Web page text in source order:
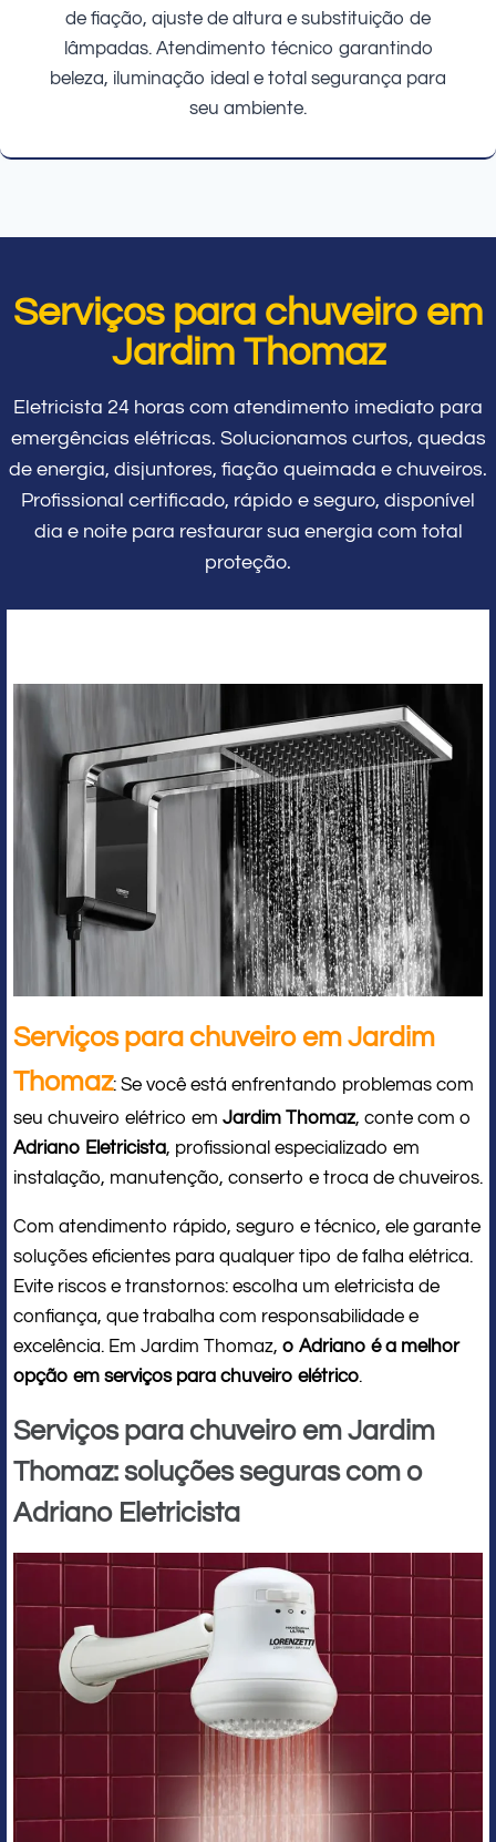
de fiação, ajuste de altura e substituição de
lâmpadas. Atendimento técnico garantindo
beleza, iluminação ideal e total segurança para
seu ambiente.
Serviços para chuveiro em
Jardim Thomaz
Eletricista 24 horas com atendimento imediato para
emergências elétricas. Solucionamos curtos, quedas
de energia, disjuntores, fiação queimada e chuveiros.
Profissional certificado, rápido e seguro, disponível
dia e noite para restaurar sua energia com total
proteção.
Serviços para chuveiro em Jardim
Thomaz: Se você está enfrentando problemas com
seu chuveiro elétrico em Jardim Thomaz, conte com o
Adriano Eletricista, profissional especializado em
instalação, manutenção, conserto e troca de chuveiros.
Com atendimento rápido, seguro e técnico, ele garante
soluções eficientes para qualquer tipo de falha elétrica.
Evite riscos e transtornos: escolha um eletricista de
confiança, que trabalha com responsabilidade e
excelência. Em Jardim Thomaz, o Adriano é a melhor
opção em serviços para chuveiro elétrico.
Serviços para chuveiro em Jardim
Thomaz: soluções seguras com o
Adriano Eletricista